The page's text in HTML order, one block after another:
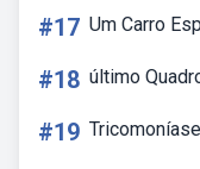
#17 Um Carro
#18 último
#19